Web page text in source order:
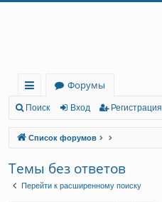
с
ы
лк
и
Форумы
Поиск Вход Регистрация
Список форумов
Темы без ответов
Перейти к расширенному поиску